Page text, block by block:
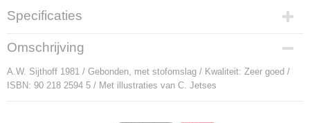
Specificaties
Productcode
P-803026
Bruto gewicht
1220,00 g
Omschrijving
A.W. Sijthoff 1981 / Gebonden, met stofomslag / Kwaliteit: Zeer goed /
ISBN: 90 218 2594 5 / Met illustraties van C. Jetses